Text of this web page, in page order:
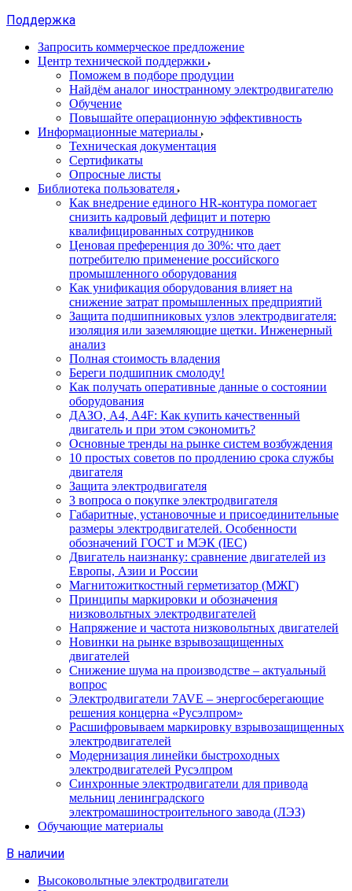
Поддержка
Запросить коммерческое предложение
Центр технической поддержки
Поможем в подборе продуции
Найдём аналог иностранному электродвигателю
Обучение
Повышайте операционную эффективность
Информационные материалы
Техническая документация
Сертификаты
Опросные листы
Библиотека пользователя
Как внедрение единого HR-контура помогает
снизить кадровый дефицит и потерю
квалифицированных сотрудников
Ценовая преференция до 30%: что дает
потребителю применение российского
промышленного оборудования
Как унификация оборудования влияет на
снижение затрат промышленных предприятий
Защита подшипниковых узлов электродвигателя:
изоляция или заземляющие щетки. Инженерный
анализ
Полная стоимость владения
Береги подшипник смолоду!
Как получать оперативные данные о состоянии
оборудования
ДАЗО, А4, А4F: Как купить качественный
двигатель и при этом сэкономить?
Основные тренды на рынке систем возбуждения
10 простых советов по продлению срока службы
двигателя
Защита электродвигателя
3 вопроса о покупке электродвигателя
Габаритные, установочные и присоединительные
размеры электродвигателей. Особенности
обозначений ГОСТ и МЭК (IEC)
Двигатель наизнанку: сравнение двигателей из
Европы, Азии и России
Магнитожиткостный герметизатор (МЖГ)
Принципы маркировки и обозначения
низковольтных электродвигателей
Напряжение и частота низковольтных двигателей
Новинки на рынке взрывозащищенных
двигателей
Снижение шума на производстве – актуальный
вопрос
Электродвигатели 7AVE – энергосберегающие
решения концерна «Русэлпром»
Расшифровываем маркировку взрывозащищенных
электродвигателей
Модернизация линейки быстроходных
электродвигателей Русэлпром
Синхронные электродвигатели для привода
мельниц ленинградского
электромашиностроительного завода (ЛЭЗ)
Обучающие материалы
В наличии
Высоковольтные электродвигатели